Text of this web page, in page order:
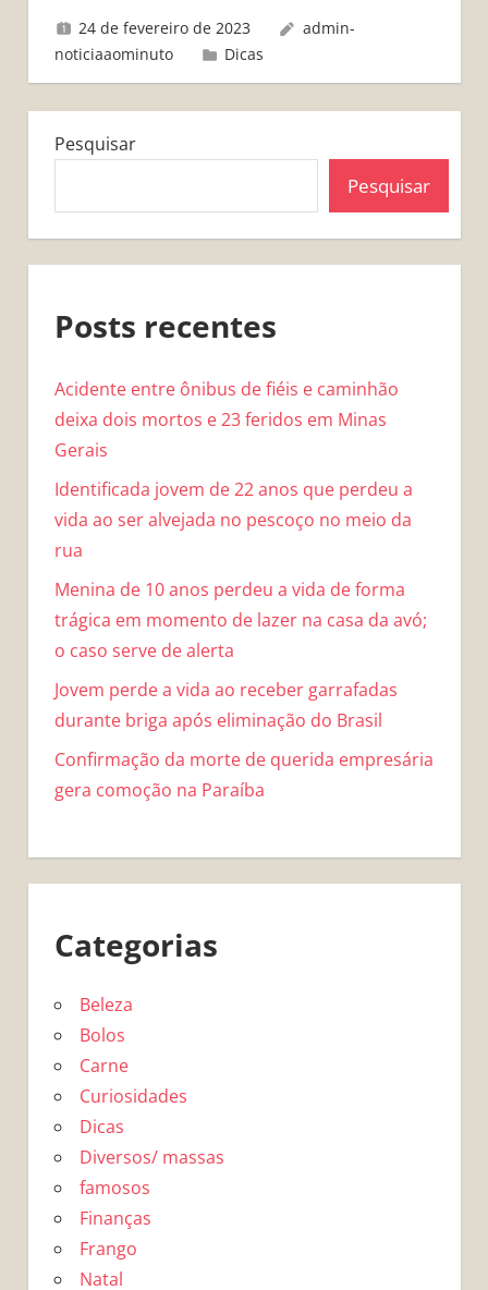
24 de fevereiro de 2023
admin-
noticiaaominuto
Dicas
Pesquisar
Pesquisar
Posts recentes
Acidente entre ônibus de fiéis e caminhão
deixa dois mortos e 23 feridos em Minas
Gerais
Identificada jovem de 22 anos que perdeu a
vida ao ser alvejada no pescoço no meio da
rua
Menina de 10 anos perdeu a vida de forma
trágica em momento de lazer na casa da avó;
o caso serve de alerta
Jovem perde a vida ao receber garrafadas
durante briga após eliminação do Brasil
Confirmação da morte de querida empresária
gera comoção na Paraíba
Categorias
Beleza
Bolos
Carne
Curiosidades
Dicas
Diversos/ massas
famosos
Finanças
Frango
Natal